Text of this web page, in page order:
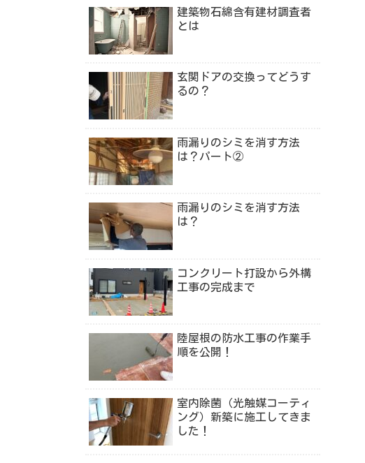
建築物石綿含有建材調査者
とは
玄関ドアの交換ってどうす
るの？
雨漏りのシミを消す方法
は？パート②
雨漏りのシミを消す方法
は？
コンクリート打設から外構
工事の完成まで
陸屋根の防水工事の作業手
順を公開！
室内除菌（光触媒コーティ
ング）新築に施工してきま
した！